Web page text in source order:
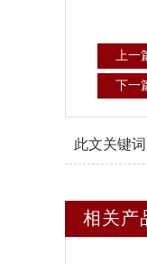
上
下一
此文关键词
相关产